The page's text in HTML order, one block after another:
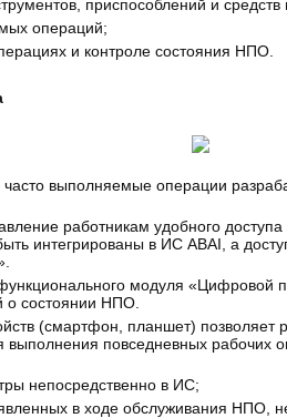
приспособлений и средств
операций;
и контроле состояния НПО.
выполняемые операции
работникам удобного
интегрированы в ИС ABAI, а
модуля
о состоянии НПО.
(смартфон, планшет) позволяет
повседневных рабочих
непосредственно в ИС;
в ходе обслуживания НПО,